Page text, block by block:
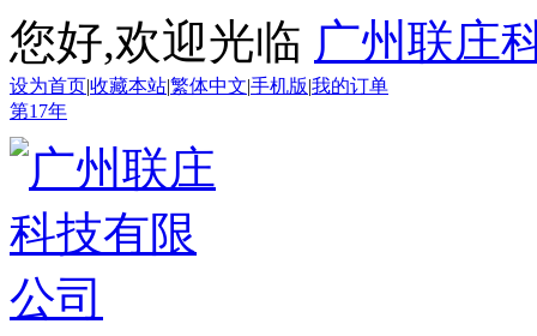
您好,欢迎光临 广州联庄
设为首页|收藏本站|繁体中文|手机版|我的订单
第17年